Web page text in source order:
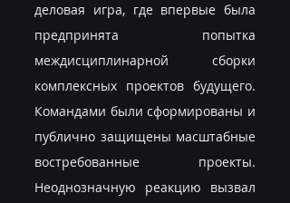
деловая игра, где впервые была
предпринята попытка
междисциплинарной сборки
комплексных проектов будущего.
Командами были сформированы и
публично защищены масштабные
востребованные проекты.
Неоднозначную реакцию вызвал